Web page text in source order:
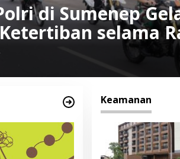
di Sumenep
selama
Keamanan